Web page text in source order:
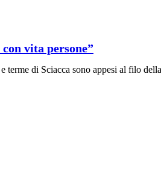
vita persone”
di Sciacca sono appesi al filo